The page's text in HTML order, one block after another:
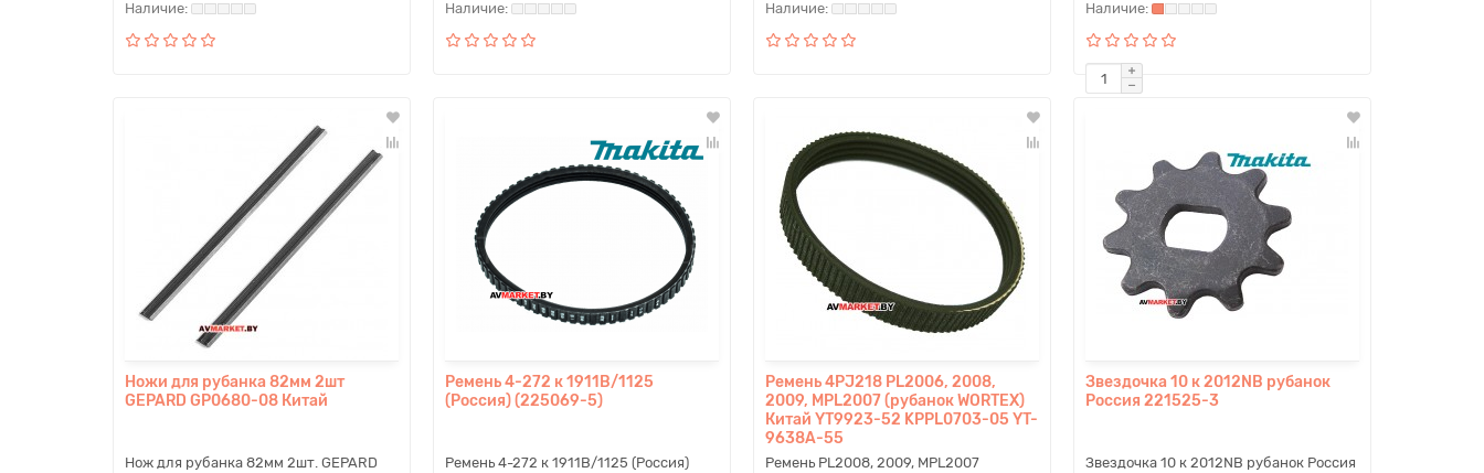
Ножи для рубанка 82мм 2шт
GEPARD GP0680-08 Китай
Нож для рубанка 82мм 2шт. GEPARD
Ремень 4-272 к 1911B/1125
(Россия) (225069-5)
Ремень 4-272 к 1911B/1125 (Россия)
Ремень 4PJ218 PL2006, 2008,
2009, MPL2007 (рубанок WORTEX)
Китай YT9923-52 KPPL0703-05 YT-
9638A-55
Ремень PL2008, 2009, MPL2007
Звездочка 10 к 2012NB рубанок
Россия 221525-3
Звездочка 10 к 2012NB рубанок Россия